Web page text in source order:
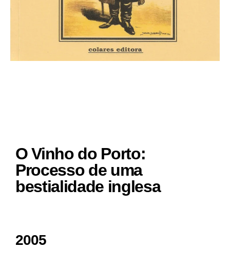
O Vinho do Porto:
Processo de uma
bestialidade inglesa
2005